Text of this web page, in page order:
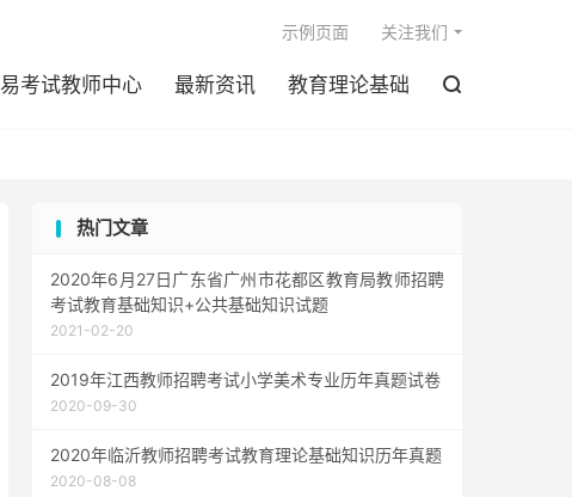
易考试教师中心 最新资讯 教育理论基础 
示例页面 关注我们
热门文章
2020年6月27日广东省广州市花都区教育局教师招聘
考试教育基础知识+公共基础知识试题
2021-02-20
2019年江西教师招聘考试小学美术专业历年真题试卷
2020-09-30
2020年临沂教师招聘考试教育理论基础知识历年真题
2020-08-08